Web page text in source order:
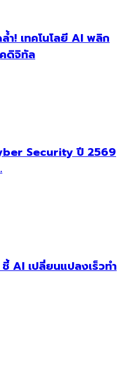
ำ! เทคโนโลยี AI พลิก
ดิจิทัล
Security ปี 2569
AI เปลี่ยนแปลงเร็วทำ